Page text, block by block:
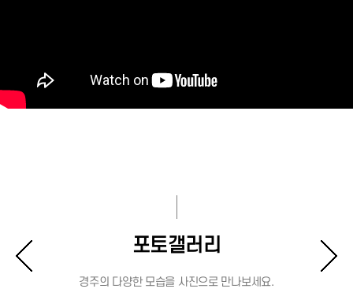
포토갤러리
경주의 다양한 모습을 사진으로 만나보세요.